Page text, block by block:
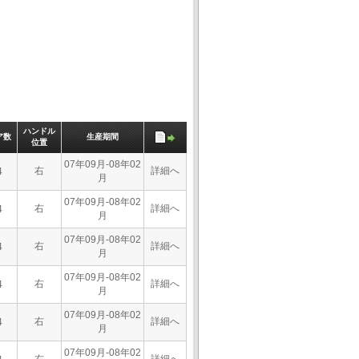
数
ハンドル
位置
生産期間
右
07年09月-08年02
月
詳細へ
右
07年09月-08年02
月
詳細へ
右
07年09月-08年02
月
詳細へ
右
07年09月-08年02
月
詳細へ
右
07年09月-08年02
月
詳細へ
07年09月-08年02